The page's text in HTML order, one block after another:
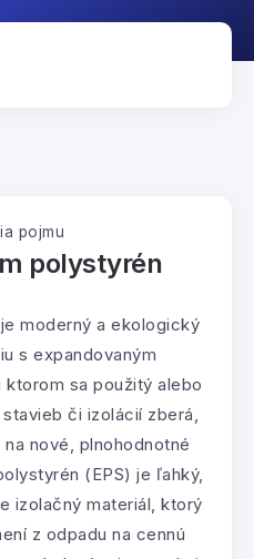
pojmu
polystyrén
moderný a ekologický
s expandovaným
sa použitý alebo
či izolácií zberá,
nové, plnohodnotné
(EPS) je ľahký,
izolačný materiál, ktorý
z odpadu na cennú